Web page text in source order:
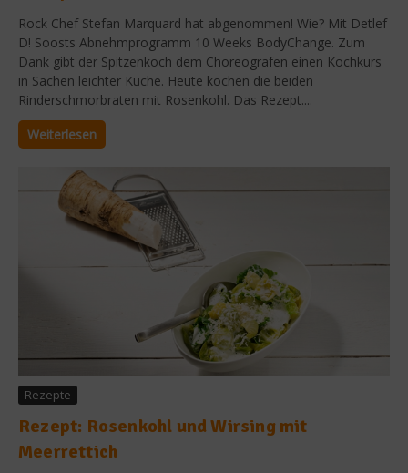
Rock Chef Stefan Marquard hat abgenommen! Wie? Mit Detlef
D! Soosts Abnehmprogramm 10 Weeks BodyChange. Zum
Dank gibt der Spitzenkoch dem Choreografen einen Kochkurs
in Sachen leichter Küche. Heute kochen die beiden
Rinderschmorbraten mit Rosenkohl. Das Rezept....
Weiterlesen
Rezepte
Rezept: Rosenkohl und Wirsing mit
Meerrettich